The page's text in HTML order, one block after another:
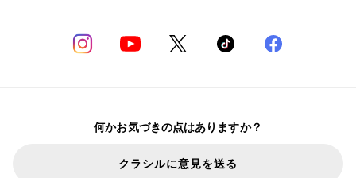
何かお気づきの点はありますか？
クラシルに意見を送る